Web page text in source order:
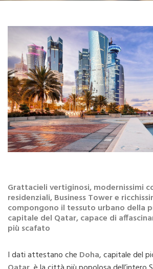
Grattacieli vertiginosi, modernissimi
residenziali, Business Tower e
compongono il tessuto urbano della
capitale del Qatar, capace di
più scafato
I dati attestano che Doha, capitale del